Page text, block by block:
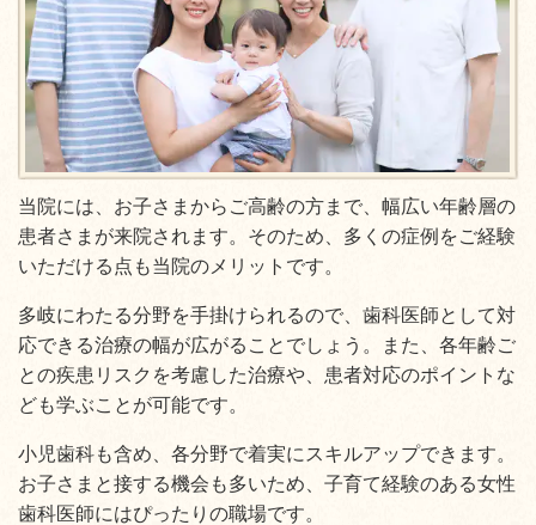
当院には、お子さまからご高齢の方まで、幅広い年齢層の
患者さまが来院されます。そのため、多くの症例をご経験
いただける点も当院のメリットです。
多岐にわたる分野を手掛けられるので、歯科医師として対
応できる治療の幅が広がることでしょう。また、各年齢ご
との疾患リスクを考慮した治療や、患者対応のポイントな
ども学ぶことが可能です。
小児歯科も含め、各分野で着実にスキルアップできます。
お子さまと接する機会も多いため、子育て経験のある女性
歯科医師にはぴったりの職場です。